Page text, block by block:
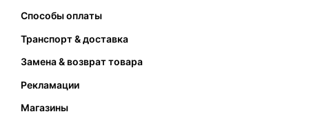
Способы оплаты
Транспорт & доставка
Замена & возврат товара
Рекламации
Магазины